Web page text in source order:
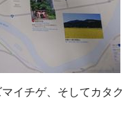
イチゲ、そしてカタク